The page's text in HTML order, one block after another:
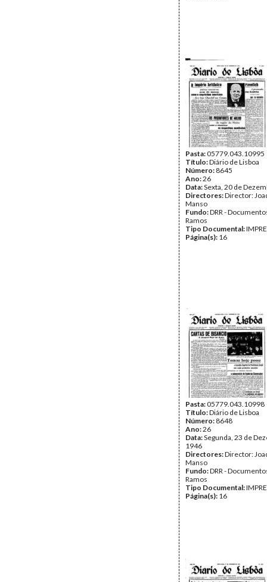
Pasta:05779.043.10995
Título:Diário de Lisboa
Número: 8645
Ano:26
Data:Sexta, 20 de
Directores:Director:
Manso
Fundo:DRR -
Ramos
Tipo Documental:
Página(s): 16
Pasta:05779.043.10998
Título:Diário de Lisboa
Número: 8648
Ano:26
Data:Segunda, 23 de
1946
Directores:Director:
Manso
Fundo:DRR -
Ramos
Tipo Documental:
Página(s): 16